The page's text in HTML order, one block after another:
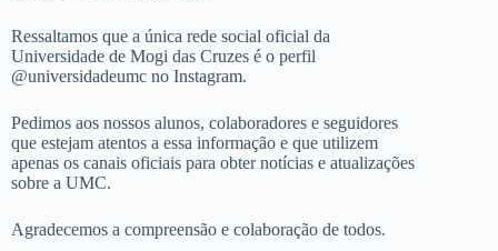
Ressaltamos que a única rede social oficial da
Universidade de Mogi das Cruzes é o perfil
@universidadeumc no Instagram.
Pedimos aos nossos alunos, colaboradores e seguidores
que estejam atentos a essa informação e que utilizem
apenas os canais oficiais para obter notícias e atualizações
sobre a UMC.
Agradecemos a compreensão e colaboração de todos.